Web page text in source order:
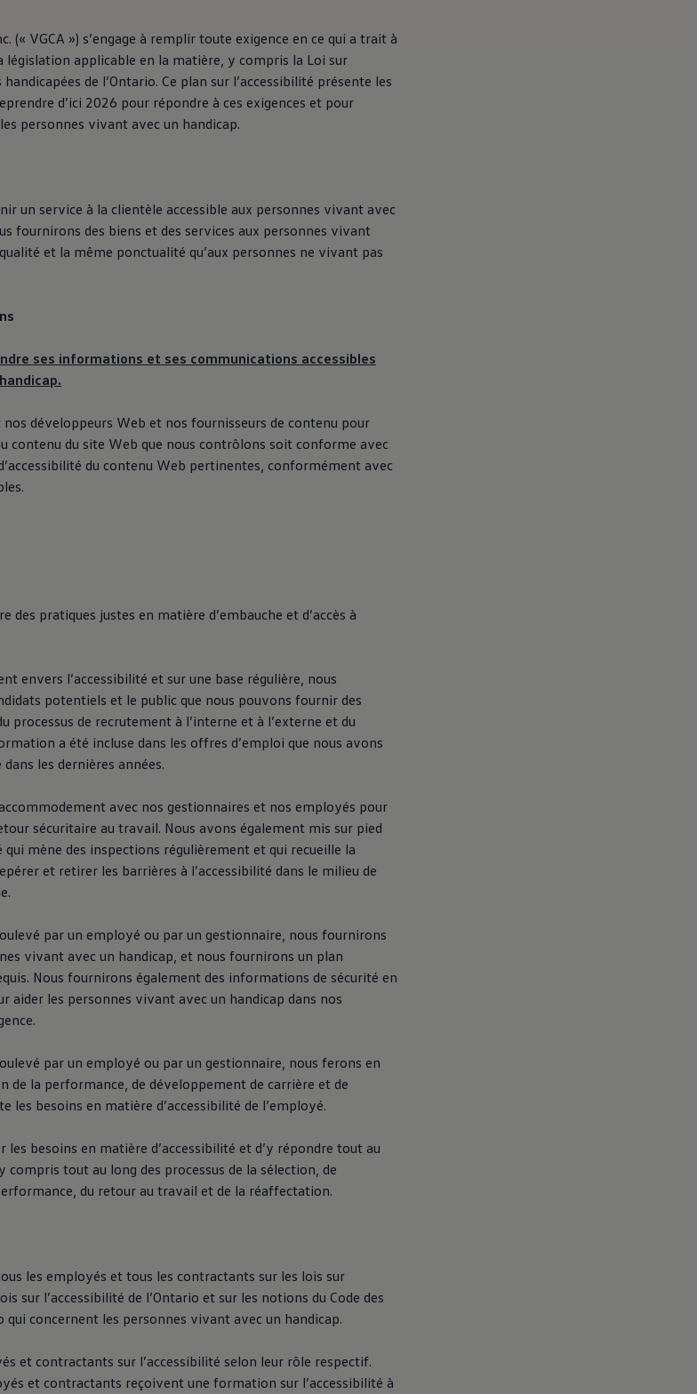
(« VGCA ») s’engage à remplir toute exigence en ce qui a trait à
législation applicable en la matière, y compris la Loi sur
de l’Ontario. Ce plan sur l’accessibilité présente les
d’ici 2026 pour répondre à ces exigences et pour
personnes vivant avec un handicap.
un service à la clientèle accessible aux personnes vivant avec
fournirons des biens et des services aux personnes vivant
et la même ponctualité qu’aux personnes ne vivant pas
ses informations et ses communications accessibles
développeurs Web et nos fournisseurs de contenu pour
contenu du site Web que nous contrôlons soit conforme avec
du contenu Web pertinentes, conformément avec
des pratiques justes en matière d’embauche et d’accès à
envers l’accessibilité et sur une base régulière, nous
potentiels et le public que nous pouvons fournir des
processus de recrutement à l’interne et à l’externe et du
a été incluse dans les offres d’emploi que nous avons
les dernières années.
avec nos gestionnaires et nos employés pour
sécuritaire au travail. Nous avons également mis sur pied
mène des inspections régulièrement et qui recueille la
et retirer les barrières à l’accessibilité dans le milieu de
par un employé ou par un gestionnaire, nous fournirons
vivant avec un handicap, et nous fournirons un plan
Nous fournirons également des informations de sécurité en
aider les personnes vivant avec un handicap dans nos
par un employé ou par un gestionnaire, nous ferons en
de la performance, de développement de carrière et de
besoins en matière d’accessibilité de l’employé.
besoins en matière d’accessibilité et d’y répondre tout au
compris tout au long des processus de la sélection, de
du retour au travail et de la réaffectation.
les employés et tous les contractants sur les lois sur
sur l’accessibilité de l’Ontario et sur les notions du Code des
qui concernent les personnes vivant avec un handicap.
et contractants sur l’accessibilité selon leur rôle respectif.
et contractants reçoivent une formation sur l’accessibilité à